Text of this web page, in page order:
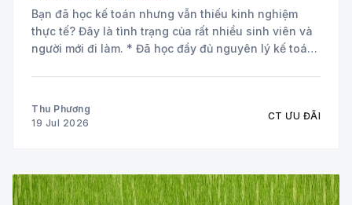
Bạn đã học kế toán nhưng vẫn thiếu kinh nghiệm
thực tế? Đây là tình trạng của rất nhiều sinh viên và
người mới đi làm. * Đã học đầy đủ nguyên lý kế toán
Thu Phương
19 Jul 2026
CT ƯU ĐÃI